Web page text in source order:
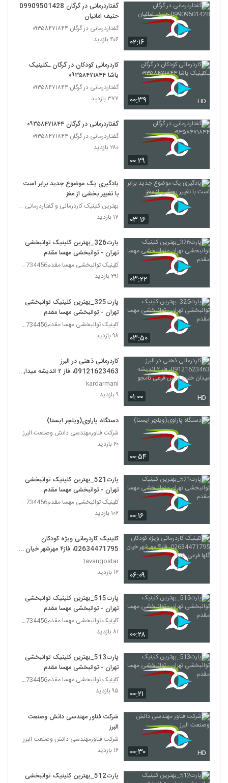
۰۲:۱۶
گفتاردرمانی در گرگان 09909501428
حنیف امانیان
گفتاردرمانی در گرگان ۰۹۳۵۸۴۷۱۸۴۴
۴۰۶ بازدید
۰۰:۳۹ HD
کاردرمانی کودکان در گرگان ـکلینیک
یاشا ۰۹۳۵۸۴۷۱۸۴۴
گفتاردرمانی در گرگان ۰۹۳۵۸۴۷۱۸۴۴
۳۷۷ بازدید
۰۰:۲۹
گفتاردرمانی در گرگان ۰۹۳۵۸۴۷۱۸۴۴
گفتاردرمانی در گرگان ۰۹۳۵۸۴۷۱۸۴۴
۲۸۰ بازدید
۰۳:۱۶
یادگیری یک موضوع جدید برابر است
با تغییر بخشی از مغز
بهترین کلینیک کاردرمانی و گفتاردرمانی تهران
۱۷ بازدید
۰۳:۲۲
پارت326_بهترین کلینیک توانبخشی
تهران - توانبخشی مهسا مقدم
کلینیک توانبخشی مهسا مقدم09357734456
۲۹۱ بازدید
۰۳:۵۰
پارت325_بهترین کلینیک توانبخشی
تهران - توانبخشی مهسا مقدم
کلینیک توانبخشی مهسا مقدم09357734456
۹۸ بازدید
۰۱:۰۰ HD
کاردرمانی ذهنی در البرز
09121623463، فاز ۲ اندیشه میدان
خلیج فارس فرعی نامجو
kardarmani
۹ بازدید
۰۰:۵۴
دستگاه پاراوی(ویلچر ایستا)
شرکت فناورمهندسی دانش وصنعت البرز
۲۰ بازدید
۰۰:۱۶
پارت521_بهترین کلینیک توانبخشی
تهران - توانبخشی مهسا مقدم
کلینیک توانبخشی مهسا مقدم09357734456
۱۰۲ بازدید
۰۶:۰۹
کلینیک کاردرمانی ویژه کودکان
02634471795، فاز۴ مهرشهر خیان
گلها فرعی ۴۰۵
tavangostar
۱۲ بازدید
۰۰:۲۸
پارت515_بهترین کلینیک توانبخشی
تهران - توانبخشی مهسا مقدم
کلینیک توانبخشی مهسا مقدم09357734456
۸۱ بازدید
۰۰:۲۱
پارت513_بهترین کلینیک توانبخشی
تهران - توانبخشی مهسا مقدم
کلینیک توانبخشی مهسا مقدم09357734456
۹۵ بازدید
۰۰:۳۰ HD
شرکت فناور مهندسی دانش وصنعت
البرز
شرکت فناورمهندسی دانش وصنعت البرز
۱۶ بازدید
پارت512_بهترین کلینیک توانبخشی